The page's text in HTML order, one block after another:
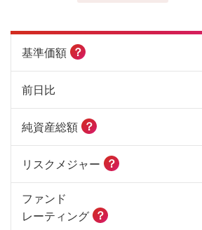
基準価額 ？
前日比
純資産総額 ？
リスクメジャー ？
ファンド
レーティング
？